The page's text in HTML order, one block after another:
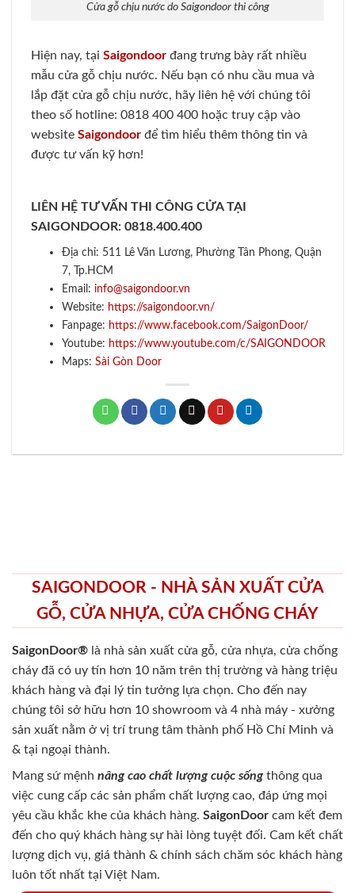
Cửa gỗ chịu nước do Saigondoor thi công
Hiện nay, tại Saigondoor đang trưng bày rất nhiều
mẫu cửa gỗ chịu nước. Nếu bạn có nhu cầu mua và
lắp đặt cửa gỗ chịu nước, hãy liên hệ với chúng tôi
theo số hotline: 0818 400 400 hoặc truy cập vào
website Saigondoor để tìm hiểu thêm thông tin và
được tư vấn kỹ hơn!
LIÊN HỆ TƯ VẤN THI CÔNG CỬA TẠI
SAIGONDOOR: 0818.400.400
Địa chỉ: 511 Lê Văn Lương, Phường Tân Phong, Quận
7, Tp.HCM
Email: info@saigondoor.vn
Website: https://saigondoor.vn/
Fanpage: https://www.facebook.com/SaigonDoor/
Youtube: https://www.youtube.com/c/SAIGONDOOR
Maps: Sài Gòn Door
SAIGONDOOR - NHÀ SẢN XUẤT CỬA
GỖ, CỬA NHỰA, CỬA CHỐNG CHÁY
SaigonDoor® là nhà sản xuất cửa gỗ, cửa nhựa, cửa chống
cháy đã có uy tín hơn 10 năm trên thị trường và hàng triệu
khách hàng và đại lý tin tưởng lựa chọn. Cho đến nay
chúng tôi sở hữu hơn 10 showroom và 4 nhà máy - xưởng
sản xuất nằm ở vị trí trung tâm thành phố Hồ Chí Minh và
& tại ngoại thành.
Mang sứ mệnh nâng cao chất lượng cuộc sốngthông qua
việc cung cấp các sản phẩm chất lượng cao, đáp ứng mọi
yêu cầu khắc khe của khách hàng. SaigonDoor cam kết đem
đến cho quý khách hàng sự hài lòng tuyệt đối. Cam kết chất
lượng dịch vụ, giá thành & chính sách chăm sóc khách hàng
luôn tốt nhất tại Việt Nam.